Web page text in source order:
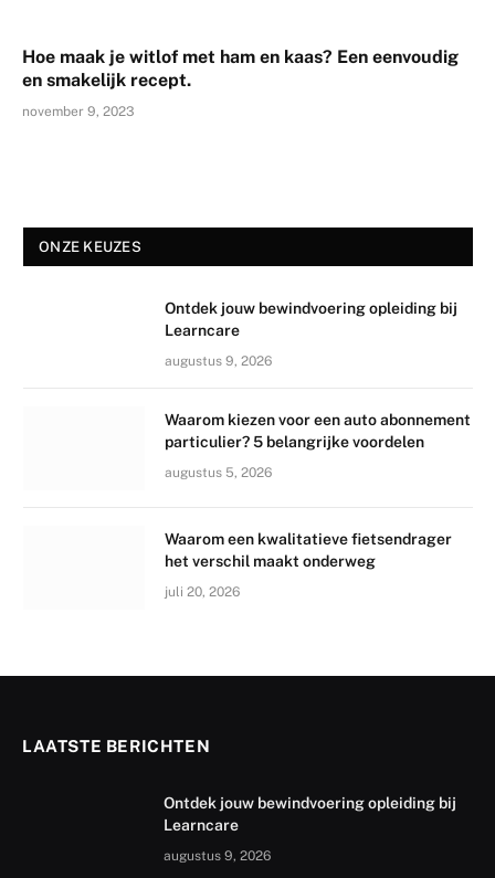
Hoe maak je witlof met ham en kaas? Een eenvoudig
en smakelijk recept.
november 9, 2023
ONZE KEUZES
Ontdek jouw bewindvoering opleiding bij
Learncare
augustus 9, 2026
Waarom kiezen voor een auto abonnement
particulier? 5 belangrijke voordelen
augustus 5, 2026
Waarom een kwalitatieve fietsendrager
het verschil maakt onderweg
juli 20, 2026
LAATSTE BERICHTEN
Ontdek jouw bewindvoering opleiding bij
Learncare
augustus 9, 2026